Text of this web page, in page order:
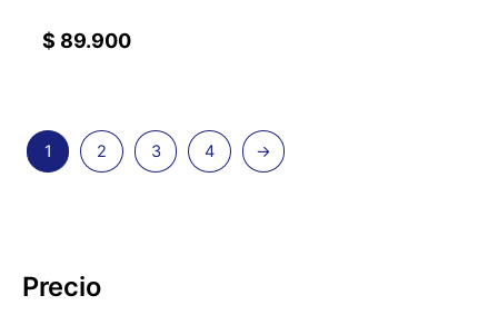
Precio
$ 89.900
1 2 3 4 →